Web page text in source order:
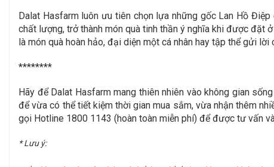
Dalat Hasfarm luôn ưu tiên chọn lựa những gốc Lan Hồ
chất lượng, trở thành món quà tinh thần ý nghĩa khi được đặt
là món quà hoàn hảo, đại diện một cá nhân hay tập thể gửi
********
Hãy để Dalat Hasfarm mang thiên nhiên vào không gian
để vừa có thể tiết kiệm thời gian mua sắm, vừa nhận thêm
gọi Hotline 1800 1143 (hoàn toàn miễn phí) để được tư vấn
* Lưu ý: